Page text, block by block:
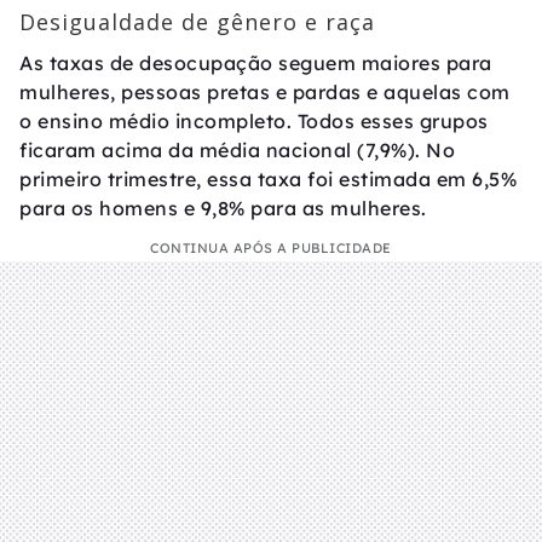
Desigualdade de gênero e raça
As taxas de desocupação seguem maiores para
mulheres, pessoas pretas e pardas e aquelas com
o ensino médio incompleto. Todos esses grupos
ficaram acima da média nacional (7,9%). No
primeiro trimestre, essa taxa foi estimada em 6,5%
para os homens e 9,8% para as mulheres.
CONTINUA APÓS A PUBLICIDADE